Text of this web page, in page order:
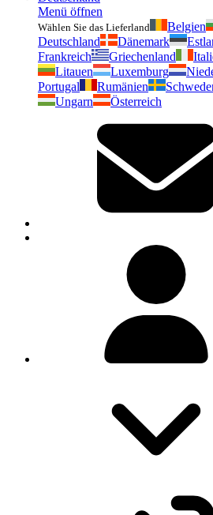
Menü öffnen
Wählen Sie das Lieferland Belgien
Deutschland
Dänemark
Frankreich
Griechenland
Litauen
Luxemburg
Portugal
Rumänien
Ungarn
Österreich